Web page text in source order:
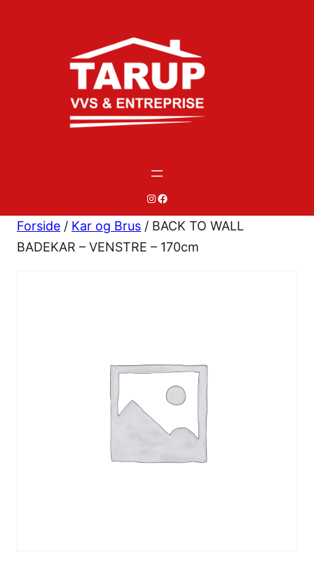
# #
Forside / Kar og Brus / BACK TO WALL
BADEKAR – VENSTRE – 170cm